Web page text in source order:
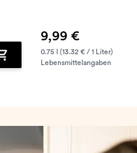
Zum Warenkorb hinzufügen
9,99 €
0.75 l (13.32 € / 1 Liter)
Lebensmittelangaben